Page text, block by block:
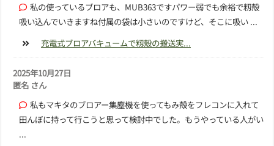
私の使っているブロアも、MUB363ですパワー弱でも余裕で籾殻
吸い込んでいきますね付属の袋は小さいのですけど、そこに吸い ...
充電式ブロアバキュームで籾殻の搬送実...
2025年10月27日
匿名 さん
私もマキタのブロアー集塵機を使ってもみ殻をフレコンに入れて
田んぼに持って行こうと思って検討中でした。もうやっている人がい
...